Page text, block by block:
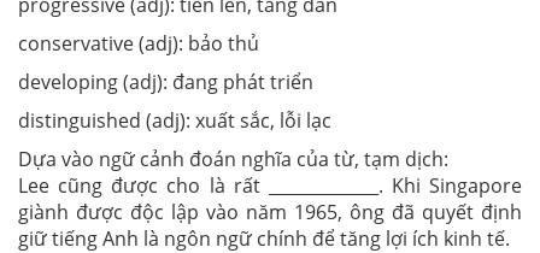
conservative (adj): bảo thủ
developing (adj): đang phát triển
distinguished (adj): xuất sắc, lỗi lạc
Dựa vào ngữ cảnh đoán nghĩa của từ, tạm dịch:
Lee cũng được cho là rất _____________. Khi Singapore
giành được độc lập vào năm 1965, ông đã quyết định
giữ tiếng Anh là ngôn ngữ chính để tăng lợi ích kinh tế.